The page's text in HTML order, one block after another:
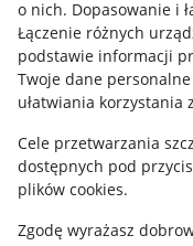
o nich. Dopasowanie i
Łączenie różnych
podstawie informacji
Twoje dane
ułatwiania korzystania
Cele przetwarzania
dostępnych pod
plików cookies.
Zgodę wyrażasz
Regulamin
Polityka plików
Ustawienia plików
Udostępnianie
Informacje dla Aktu o
Pobierz aplikację